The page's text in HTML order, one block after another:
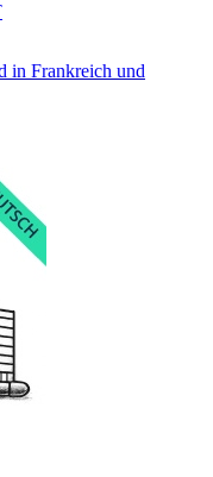
in Frankreich und